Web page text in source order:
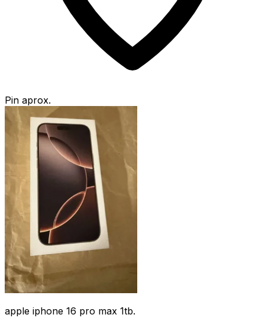
Pin aprox.
apple iphone 16 pro max 1tb.